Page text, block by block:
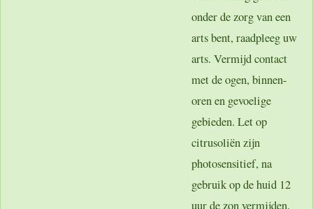
onder de zorg van een
arts bent, raadpleeg uw
arts. Vermijd contact
met de ogen, binnen-
oren en gevoelige
gebieden. Let op
citrusoliën zijn
photosensitief, na
gebruik op de huid 12
uur de zon vermijden.